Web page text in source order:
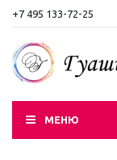
+7 495 133-72-25
МЕНЮ